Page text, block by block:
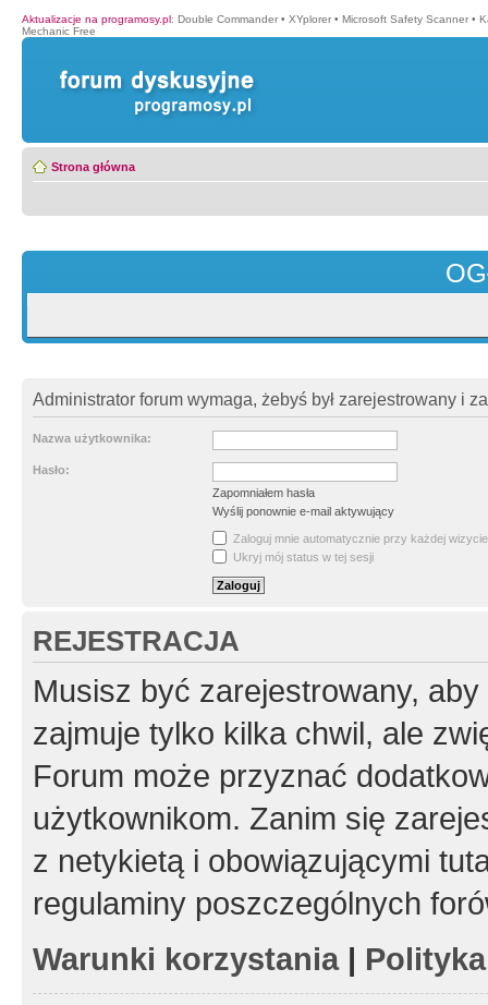
Aktualizacje na programosy.pl: Double Commander • XYplorer • Microsoft Safety Scanner •
Mechanic Free
Strona główna
Administrator forum wymaga, żebyś był zarejestrowany i
Nazwa użytkownika:
Hasło:
Zapomniałem hasła
Wyślij ponownie e-mail aktywujący
Zaloguj mnie automatycznie przy każdej wizycie
Ukryj mój status w tej sesji
REJESTRACJA
Musisz być zarejestrowany,
zajmuje tylko kilka chwil, ale
Forum może przyznać
użytkownikom. Zanim się
z netykietą i obowiązującymi
regulaminy poszczególnych
Warunki korzystania|